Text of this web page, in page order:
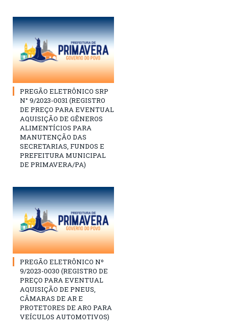
PREGÃO ELETRÔNICO SRP
N° 9/2023-0031 (REGISTRO
DE PREÇO PARA EVENTUAL
AQUISIÇÃO DE GÊNEROS
ALIMENTÍCIOS PARA
MANUTENÇÃO DAS
SECRETARIAS, FUNDOS E
PREFEITURA MUNICIPAL
DE PRIMAVERA/PA)
PREGÃO ELETRÔNICO Nº
9/2023-0030 (REGISTRO DE
PREÇO PARA EVENTUAL
AQUISIÇÃO DE PNEUS,
CÂMARAS DE AR E
PROTETORES DE ARO PARA
VEÍCULOS AUTOMOTIVOS)